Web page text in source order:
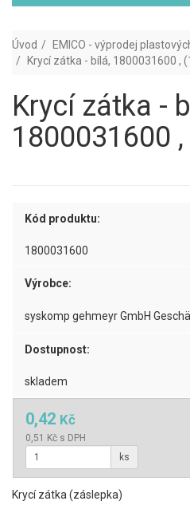
Úvod EMICO - výprodej
Krycí zátka - bílá, 1800031600 ,
Krycí zátka -
1800031600
Kód produktu:
1800031600
Výrobce:
syskomp gehmeyr GmbH
Dostupnost:
skladem
0,42 Kč
0,51 Kč s DPH
ks
Krycí zátka (záslepka)